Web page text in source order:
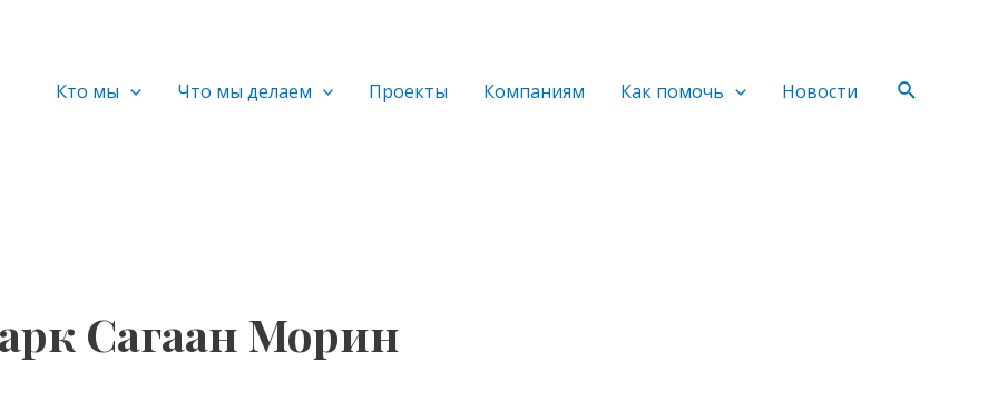
Кто мы Что мы делаем Проекты Компаниям Как помочь Новости Поиск
Сагаан Морин